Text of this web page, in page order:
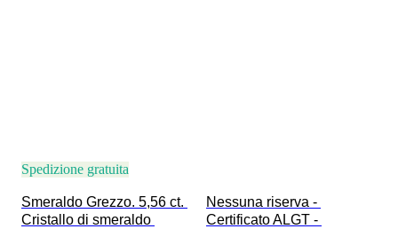
Spedizione gratuita
Smeraldo Grezzo. 5,56 ct.
Cristallo di smeraldo
Nessuna riserva -
Certificato ALGT -